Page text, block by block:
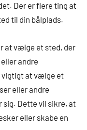
Der er flere ting at
til din bålplads.
at vælge et sted, der
andre
vigtigt at vælge et
eller andre
sig. Dette vil sikre, at
eller skabe en